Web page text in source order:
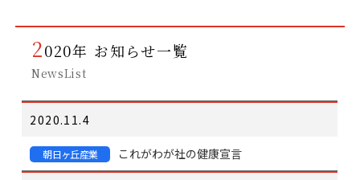
2020年 お知らせ一覧
NewsList
2020.11.4
朝日ヶ丘産業 これがわが社の健康宣言